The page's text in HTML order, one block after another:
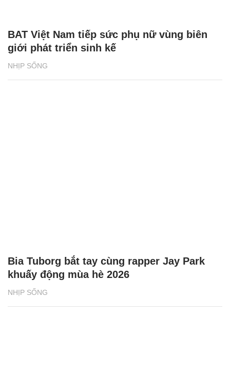
NHỊP SỐNG
BAT Việt Nam tiếp sức phụ nữ vùng biên
giới phát triển sinh kế
NHỊP SỐNG
Bia Tuborg bắt tay cùng rapper Jay Park
khuấy động mùa hè 2026